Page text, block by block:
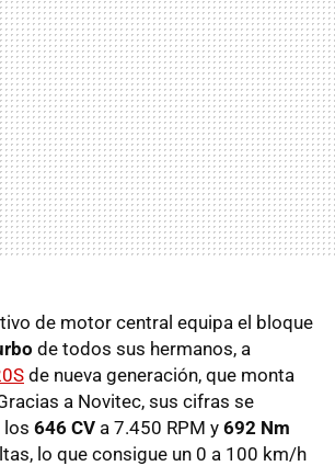
de motor central equipa el bloque
de todos sus hermanos, a
de nueva generación, que monta
a Novitec, sus cifras se
los 646 CV a 7.450 RPM y 692 Nm
lo que consigue un 0 a 100 km/h